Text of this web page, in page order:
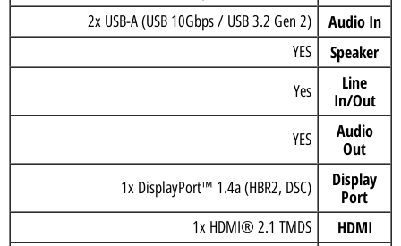
Audio In
2x USB-A (USB 10Gbps / USB 3.2 Gen 2)
Speaker
YES
Line
In/Out
Yes
Audio
Out
YES
Display
Port
1x DisplayPort™ 1.4a (HBR2, DSC)
HDMI
1x HDMI® 2.1 TMDS